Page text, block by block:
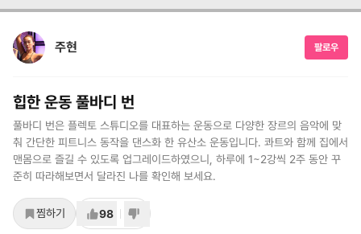
주현 팔로우
힙한 운동 풀바디 번
풀바디 번은 플렉토 스튜디오를 대표하는 운동으로 다양한 장르의 음악에 맞
춰 간단한 피트니스 동작을 댄스화 한 유산소 운동입니다. 콰트와 함께 집에서
맨몸으로 즐길 수 있도록 업그레이드하였으니, 하루에 1~2강씩 2주 동안 꾸
준히 따라해보면서 달라진 나를 확인해 보세요.
찜하기 98